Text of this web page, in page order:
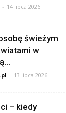
- 14 lipca 2026
świeżym
w
- 13 lipca 2026
– kiedy